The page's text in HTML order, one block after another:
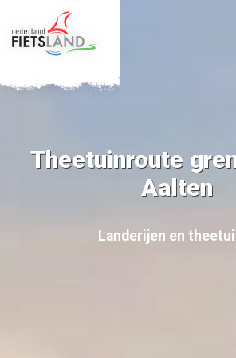
Theetuinroute
Aalten
Landerijen en